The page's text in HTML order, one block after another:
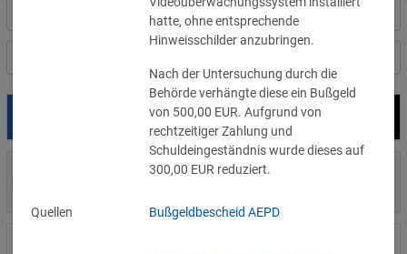
Bußgeld Empfänger
29.07.2026
700 €
hatte, ohne entsprechende
Hinweisschilder anzubringen.
Nach der Untersuchung durch die
Behörde verhängte diese ein Bußgeld
von 500,00 EUR. Aufgrund von
rechtzeitiger Zahlung und
Schuldeingeständnis wurde dieses auf
300,00 EUR reduziert.
Quellen Bußgeldbescheid AEPD